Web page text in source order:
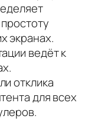
экранах.
ведёт к
отклика
для всех